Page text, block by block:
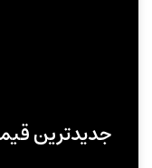
جدیدترین